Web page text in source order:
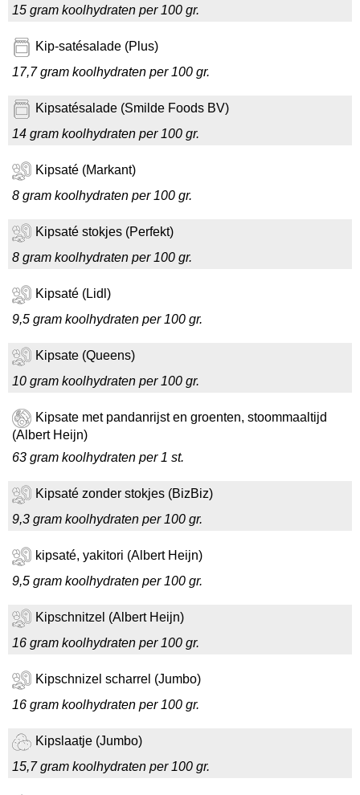
15 gram koolhydraten per 100 gr.
Kip-satésalade (Plus)
17,7 gram koolhydraten per 100 gr.
Kipsatésalade (Smilde Foods BV)
14 gram koolhydraten per 100 gr.
Kipsaté (Markant)
8 gram koolhydraten per 100 gr.
Kipsaté stokjes (Perfekt)
8 gram koolhydraten per 100 gr.
Kipsaté (Lidl)
9,5 gram koolhydraten per 100 gr.
Kipsate (Queens)
10 gram koolhydraten per 100 gr.
Kipsate met pandanrijst en groenten, stoommaaltijd
(Albert Heijn)
63 gram koolhydraten per 1 st.
Kipsaté zonder stokjes (BizBiz)
9,3 gram koolhydraten per 100 gr.
kipsaté, yakitori (Albert Heijn)
9,5 gram koolhydraten per 100 gr.
Kipschnitzel (Albert Heijn)
16 gram koolhydraten per 100 gr.
Kipschnizel scharrel (Jumbo)
16 gram koolhydraten per 100 gr.
Kipslaatje (Jumbo)
15,7 gram koolhydraten per 100 gr.